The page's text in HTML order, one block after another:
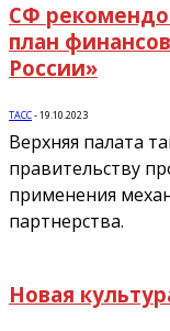
СФ
план
России»
ТАСС-19.10.2023
Верхняя палата
правительству
применения
партнерства.
Новая